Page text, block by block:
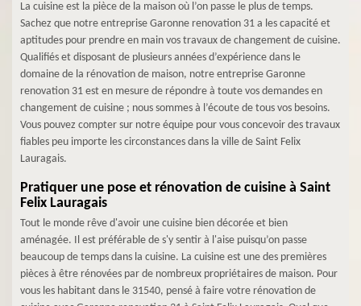
La cuisine est la pièce de la maison où l’on passe le plus de temps.
Sachez que notre entreprise Garonne renovation 31 a les capacité et
aptitudes pour prendre en main vos travaux de changement de cuisine.
Qualifiés et disposant de plusieurs années d’expérience dans le
domaine de la rénovation de maison, notre entreprise Garonne
renovation 31 est en mesure de répondre à toute vos demandes en
changement de cuisine ; nous sommes à l’écoute de tous vos besoins.
Vous pouvez compter sur notre équipe pour vous concevoir des travaux
fiables peu importe les circonstances dans la ville de Saint Felix
Lauragais.
Pratiquer une pose et rénovation de cuisine à Saint
Felix Lauragais
Tout le monde rêve d'avoir une cuisine bien décorée et bien
aménagée. Il est préférable de s'y sentir à l'aise puisqu’on passe
beaucoup de temps dans la cuisine. La cuisine est une des premières
pièces à être rénovées par de nombreux propriétaires de maison. Pour
vous les habitant dans le 31540, pensé à faire votre rénovation de